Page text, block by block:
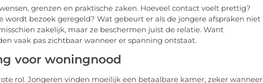
grenzen en praktische zaken. Hoeveel contact voelt prettig?
wordt bezoek geregeld? Wat gebeurt er als de jongere afspraken niet
zakelijk, maar ze beschermen juist de relatie. Want
vaak pas zichtbaar wanneer er spanning ontstaat.
voor woningnood
rol. Jongeren vinden moeilijk een betaalbare kamer, zeker wanneer